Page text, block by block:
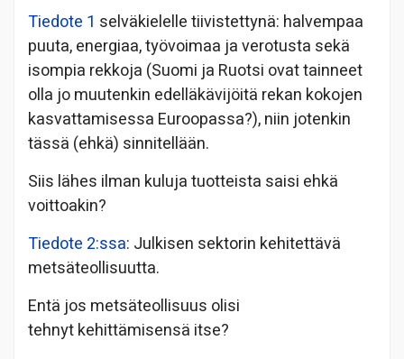
Tiedote 1 selväkielelle tiivistettynä: halvempaa
puuta, energiaa, työvoimaa ja verotusta sekä
isompia rekkoja (Suomi ja Ruotsi ovat tainneet
olla jo muutenkin edelläkävijöitä rekan kokojen
kasvattamisessa Euroopassa?), niin jotenkin
tässä (ehkä) sinnitellään.
Siis lähes ilman kuluja tuotteista saisi ehkä
voittoakin?
Tiedote 2:ssa: Julkisen sektorin kehitettävä
metsäteollisuutta.
Entä jos metsäteollisuus olisi
tehnyt kehittämisensä itse?